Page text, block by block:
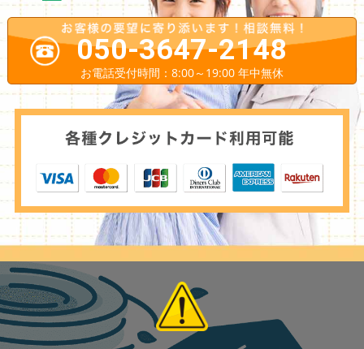
050-3647-2148
お電話受付時間：8:00～19:00 年中無休